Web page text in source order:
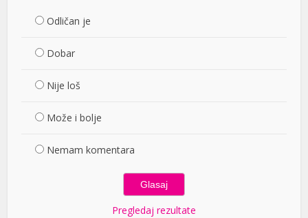
Odličan je
Dobar
Nije loš
Može i bolje
Nemam komentara
Pregledaj rezultate